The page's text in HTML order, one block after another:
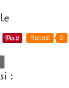
Repost 0
: